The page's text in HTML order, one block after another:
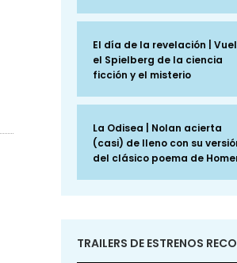
El día de la revelación |
el Spielberg de la ciencia
ficción y el misterio
La Odisea | Nolan acierta
(casi) de lleno con su
del clásico poema de
TRAILERS DE ESTRENOS